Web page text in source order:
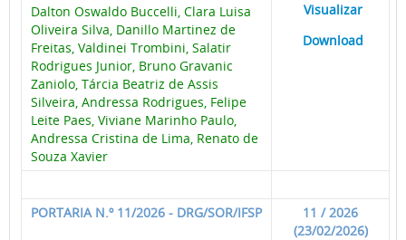
Dalton Oswaldo Buccelli, Clara Luisa
Oliveira Silva, Danillo Martinez de
Freitas, Valdinei Trombini, Salatir
Rodrigues Junior, Bruno Gravanic
Zaniolo, Tárcia Beatriz de Assis
Silveira, Andressa Rodrigues, Felipe
Leite Paes, Viviane Marinho Paulo,
Andressa Cristina de Lima, Renato de
Souza Xavier
Visualizar
Download
PORTARIA N.º 11/2026 - DRG/SOR/IFSP
11 / 2026
(23/02/2026)